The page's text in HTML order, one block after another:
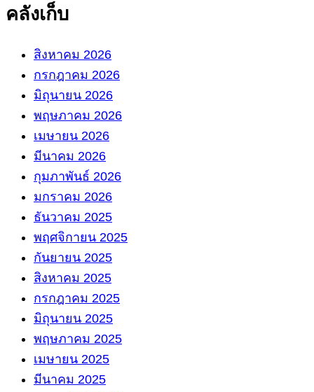
คลังเก็บ
สิงหาคม 2026
กรกฎาคม 2026
มิถุนายน 2026
พฤษภาคม 2026
เมษายน 2026
มีนาคม 2026
กุมภาพันธ์ 2026
มกราคม 2026
ธันวาคม 2025
พฤศจิกายน 2025
กันยายน 2025
สิงหาคม 2025
กรกฎาคม 2025
มิถุนายน 2025
พฤษภาคม 2025
เมษายน 2025
มีนาคม 2025